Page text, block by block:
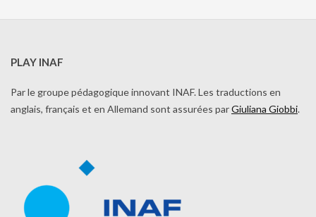
PLAY INAF
Par le groupe pédagogique innovant INAF. Les traductions en
anglais, français et en Allemand sont assurées parGiuliana Giobbi.